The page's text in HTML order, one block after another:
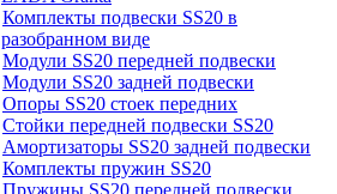
Комплекты подвески SS20 в
разобранном виде
Модули SS20 передней подвески
Модули SS20 задней подвески
Опоры SS20 стоек передних
Стойки передней подвески SS20
Амортизаторы SS20 задней подвески
Комплекты пружин SS20
Пружины SS20 передней подвески